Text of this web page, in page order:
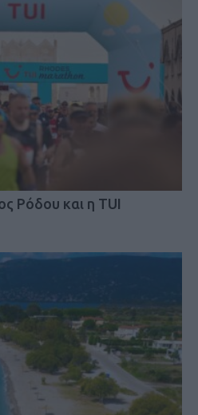
Ρόδου και η TUI